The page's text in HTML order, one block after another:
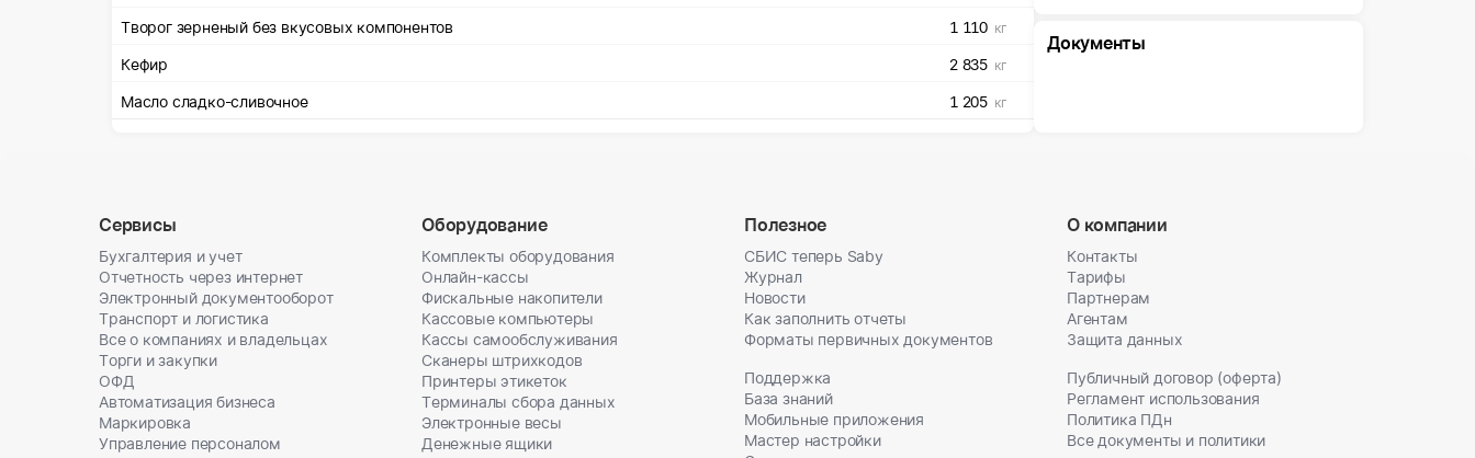
Творог зерненый без вкусовых компонентов 1 110 кг
Кефир 2 835 кг
Масло сладко-сливочное 1 205 кг
Документы
Сервисы
Бухгалтерия и учет
Отчетность через интернет
Электронный документооборот
Транспорт и логистика
Все о компаниях и владельцах
Торги и закупки
ОФД
Автоматизация бизнеса
Маркировка
Управление персоналом
Оборудование
Комплекты оборудования
Онлайн-кассы
Фискальные накопители
Кассовые компьютеры
Кассы самообслуживания
Сканеры штрихкодов
Принтеры этикеток
Терминалы сбора данных
Электронные весы
Денежные ящики
Полезное
СБИС теперь Saby
Журнал
Новости
Как заполнить отчеты
Форматы первичных документов
Поддержка
База знаний
Мобильные приложения
Мастер настройки
О компании
Контакты
Тарифы
Партнерам
Агентам
Защита данных
Публичный договор (оферта)
Регламент использования
Политика ПДн
Все документы и политики